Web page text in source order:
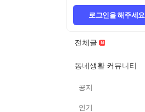
로그인을 해주세요
전체글
동네생활 커뮤니티
공지
인기